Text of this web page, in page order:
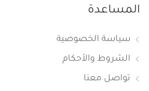
المساعدة
سياسة الخصوصية
الشروط والأحكام
تواصل معنا